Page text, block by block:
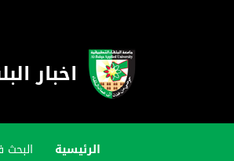
اخبار
الرئيسية البحث